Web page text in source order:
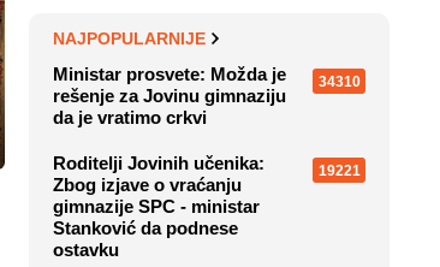
NAJPOPULARNIJE
Ministar prosvete: Možda je
rešenje za Jovinu gimnaziju
da je vratimo crkvi
34310
Roditelji Jovinih učenika:
Zbog izjave o vraćanju
gimnazije SPC - ministar
Stanković da podnese
ostavku
19221